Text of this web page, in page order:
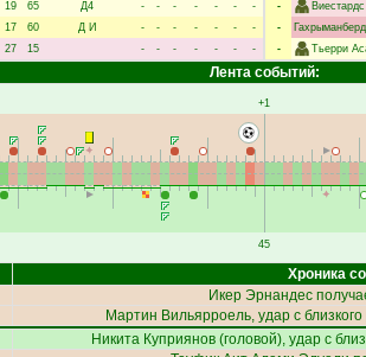
19 65 Д4 - - - - - -
-
17 60 Д И - - - - - -
-
27 15 - - - - - - -
-
-
-
Тьерри
Лента событий:
+1
45
Хроника
Икер Эрнандес
Мартин Вильярроель, удар с
Никита Куприянов (головой), удар с